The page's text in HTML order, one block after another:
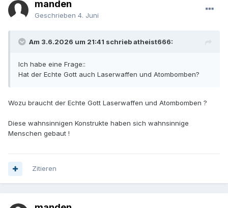
manden
Geschrieben 4. Juni
Am 3.6.2026 um 21:41 schrieb atheist666:
Ich habe eine Frage::
Hat der Echte Gott auch Laserwaffen und Atombomben?
Wozu braucht der Echte Gott Laserwaffen und Atombomben ?
Diese wahnsinnigen Konstrukte haben sich wahnsinnige
Menschen gebaut !
Zitieren